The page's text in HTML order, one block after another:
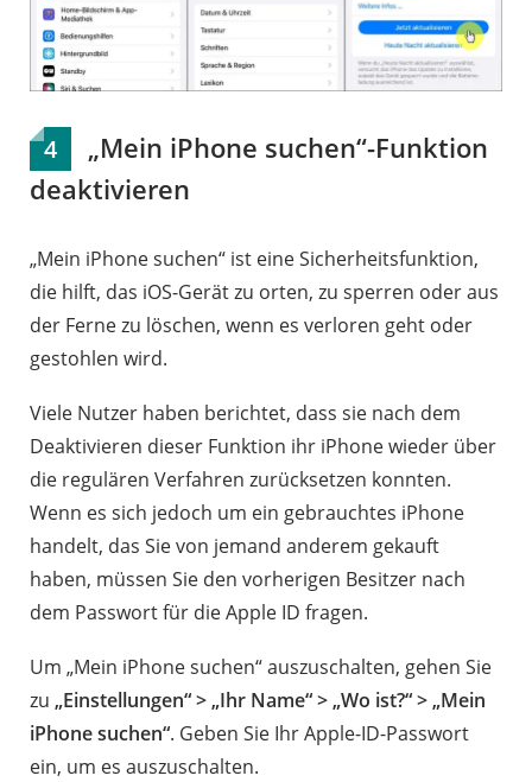
4
„Mein iPhone suchen“-Funktion
deaktivieren
„Mein iPhone suchen“ ist eine Sicherheitsfunktion,
die hilft, das iOS-Gerät zu orten, zu sperren oder aus
der Ferne zu löschen, wenn es verloren geht oder
gestohlen wird.
Viele Nutzer haben berichtet, dass sie nach dem
Deaktivieren dieser Funktion ihr iPhone wieder über
die regulären Verfahren zurücksetzen konnten.
Wenn es sich jedoch um ein gebrauchtes iPhone
handelt, das Sie von jemand anderem gekauft
haben, müssen Sie den vorherigen Besitzer nach
dem Passwort für die Apple ID fragen.
Um „Mein iPhone suchen“ auszuschalten, gehen Sie
zu „Einstellungen“ > „Ihr Name“ > „Wo ist?“ > „Mein
iPhone suchen“. Geben Sie Ihr Apple-ID-Passwort
ein, um es auszuschalten.